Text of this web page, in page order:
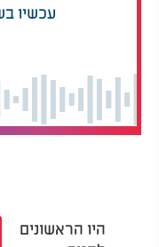
רבי יוסף
מסלבודקא' מבאר
ועדין של אהבה
נעמי, נקלט אך
שמעה את המילים
הדברים באופן
דקה ורגישה
עכשיו
היו הראשונים